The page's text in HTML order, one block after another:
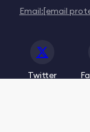
Email:[email
Twitter